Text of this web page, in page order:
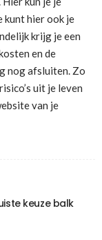
kunt hier ook je
krijg je een
en de
nog afsluiten. Zo
uit je leven
van je
keuze balk